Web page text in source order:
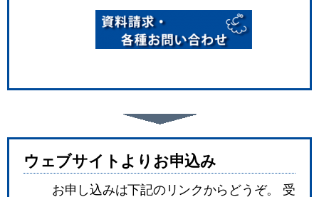
ウェブサイトよりお申込み
お申し込みは下記のリンクからどうぞ。 受